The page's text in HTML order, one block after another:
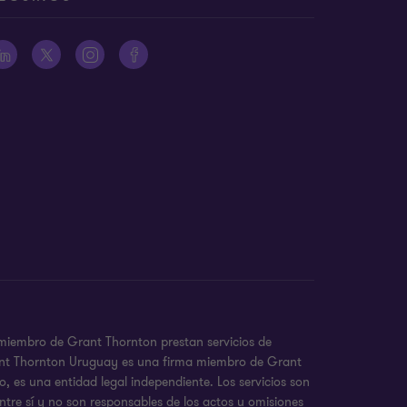
de Grant Thornton prestan servicios de
Thornton Uruguay es una firma miembro de Grant
una entidad legal independiente. Los servicios son
sí y no son responsables de los actos u omisiones